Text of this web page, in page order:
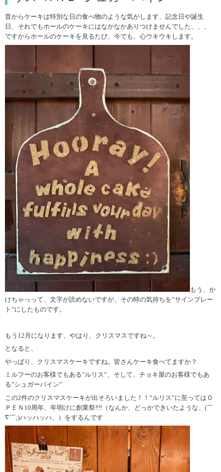
昔からケーキは特別な日の食べ物のような気がします、記念日や誕生
日、それでもホールのケーキにはなかなかありつけませんでした、、、
ですからホールのケーキを見るたび、今でも、心ウキウキします。
もう、か
けちゃっって、文字が読めないですが、その時の気持ちを”サインプレー
ト”にしたものです。
もう12月になります、やはり、クリスマスですね～。
となると、
やっぱり、クリスマスケーキですね。皆さんケーキ食べてますか？
ミルフーのお客様でもある”ルリス”、そして、チョキ屋のお客様でもあ
る”シュガーバイン”
この2件のクリスマスケーキが出そろいました！！”ルリス”に至ってはＯ
ＰＥＮ10周年、年明けに創業祭‼‼（なんか、どっかできいたような、(￣
∇￣;)ハッハッハ、）をするんです